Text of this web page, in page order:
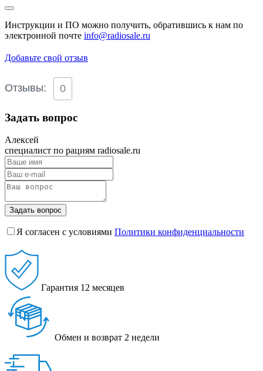
Инструкции и ПО можно получить, обратившись к нам по
электронной почте info@radiosale.ru
Добавьте свой отзыв
Отзывы: 0
Задать вопрос
Алексей
специалист по рациям radiosale.ru
Задать вопрос
Я согласен с условиями Политики конфиденциальности
Гарантия 12 месяцев
Обмен и возврат 2 недели